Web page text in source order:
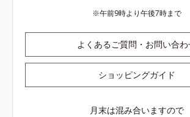
午前9時より午後7時まで
よくあるご質問・お問い合
ショッピングガイド
月末は混み合いますので